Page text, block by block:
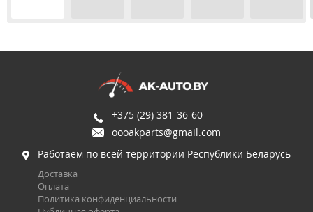
+375 (29) 381-36-60
oooakparts@gmail.com
Работаем по всей территории Республики Беларусь
Доставка
Оплата
Политика конфиденциальности